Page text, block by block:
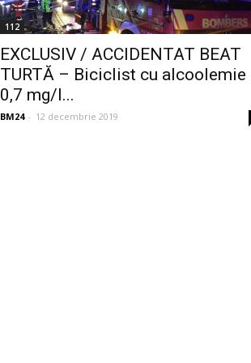
112
EXCLUSIV / ACCIDENTAT BEAT
TURTĂ – Biciclist cu alcoolemie
0,7 mg/l...
BM24 - 12 decembrie 2019